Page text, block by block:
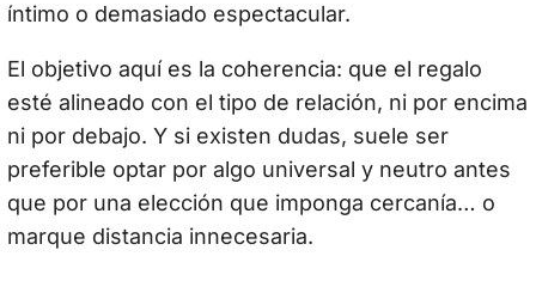
íntimo o demasiado espectacular.
El objetivo aquí es la coherencia: que el regalo
esté alineado con el tipo de relación, ni por encima
ni por debajo. Y si existen dudas, suele ser
preferible optar por algo universal y neutro antes
que por una elección que imponga cercanía… o
marque distancia innecesaria.